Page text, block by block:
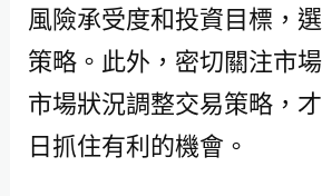
風險承受度和投資目標，
策略。此外，密切關注市
市場狀況調整交易策略，
日抓住有利的機會。